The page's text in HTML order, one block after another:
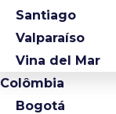
Santiago
Valparaíso
Vina del Mar
Colômbia
Bogotá